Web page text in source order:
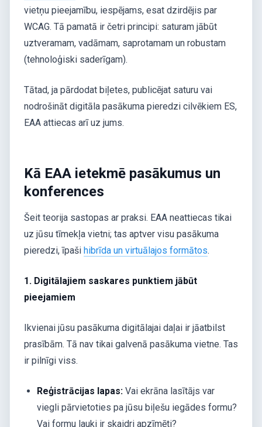
vietņu pieejamību, iespējams, esat dzirdējis par
WCAG. Tā pamatā ir četri principi: saturam jābūt
uztveramam, vadāmam, saprotamam un robustam
(tehnoloģiski saderīgam).
Tātad, ja pārdodat biļetes, publicējat saturu vai
nodrošināt digitāla pasākuma pieredzi cilvēkiem ES,
EAA attiecas arī uz jums.
Kā EAA ietekmē pasākumus un
konferences
Šeit teorija sastopas ar praksi. EAA neattiecas tikai
uz jūsu tīmekļa vietni; tas aptver visu pasākuma
pieredzi, īpaši hibrīda un virtuālajos formātos.
1. Digitālajiem saskares punktiem jābūt
pieejamiem
Ikvienai jūsu pasākuma digitālajai daļai ir jāatbilst
prasībām. Tā nav tikai galvenā pasākuma vietne. Tas
ir pilnīgi viss.
Reģistrācijas lapas: Vai ekrāna lasītājs var
viegli pārvietoties pa jūsu biļešu iegādes formu?
Vai formu lauki ir skaidri apzīmēti?